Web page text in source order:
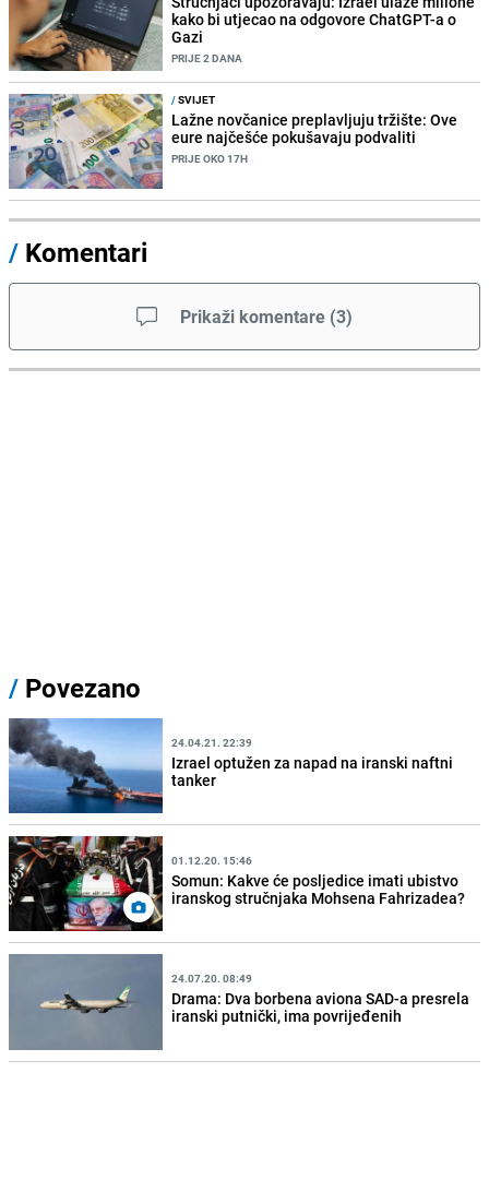
kako bi utjecao na odgovore ChatGPT-a o
Gazi
PRIJE 2 DANA
/SVIJET
Lažne novčanice preplavljuju tržište: Ove
eure najčešće pokušavaju podvaliti
PRIJE OKO 17H
/ Komentari
Prikaži komentare (3)
/ Povezano
24.04.21. 22:39
Izrael optužen za napad na iranski naftni
tanker
01.12.20. 15:46
Somun: Kakve će posljedice imati ubistvo
iranskog stručnjaka Mohsena Fahrizadea?
24.07.20. 08:49
Drama: Dva borbena aviona SAD-a presrela
iranski putnički, ima povrijeđenih